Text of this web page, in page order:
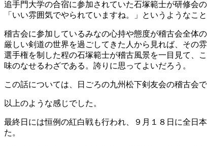
追手門大学の合宿に参加されていた石塚範士が研修会
「いい雰囲気でやられていますね。」というようなこと
稽古会に参加しているみなの心持や態度が稽古会全体
厳しい剣道の世界を過ごしてきた人から見れば、その
選手権を制した程の石塚範士が稽古風景を一目見て、
味のなせるわざである。誇りに思ってよいだろう。
この話については、日ごろの九州松下剣友会の稽古会
以上のような感じでした。
最終日には恒例の紅白戦も行われ、９月１８日に全日
た。